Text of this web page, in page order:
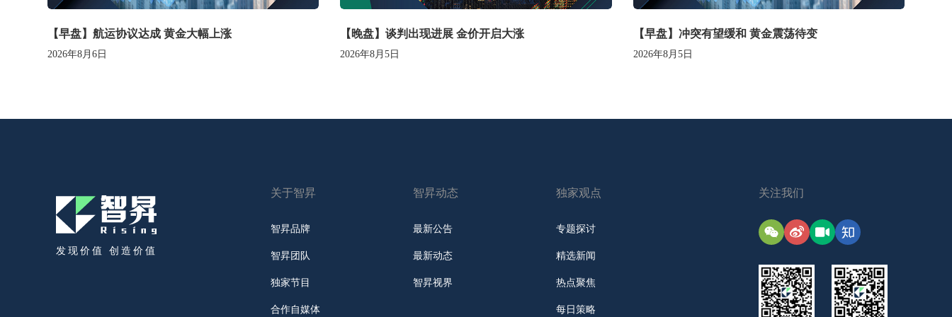
【早盘】航运协议达成 黄金大幅上涨
2026年8月6日
【晚盘】谈判出现进展 金价开启大涨
2026年8月5日
【早盘】冲突有望缓和 黄金震荡待变
2026年8月5日
发现价值 创造价值
关于智昇
智昇品牌
智昇团队
独家节目
合作自媒体
智昇动态
最新公告
最新动态
智昇视界
独家观点
专题探讨
精选新闻
热点聚焦
每日策略
关注我们